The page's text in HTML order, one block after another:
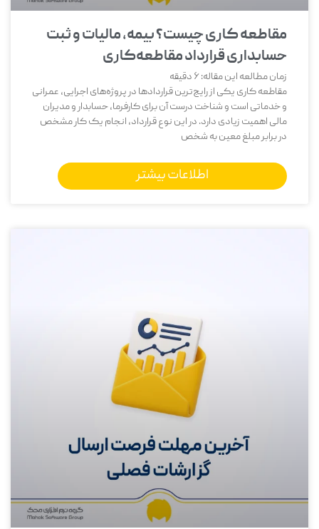
مقاطعه‌ کاری چیست؟ بیمه، مالیات و ثبت
حسابداری قرارداد مقاطعه‌کاری
زمان مطالعه این مقاله:6 دقیقه
مقاطعه ‌کاری یکی از رایج‌ترین قراردادها در پروژه‌های اجرایی، عمرانی
و خدماتی است و شناخت درست آن برای کارفرما، حسابدار و مدیران
مالی اهمیت زیادی دارد. در این نوع قرارداد، انجام یک کار مشخص
در برابر مبلغ معین به شخص
اطلاعات بیشتر